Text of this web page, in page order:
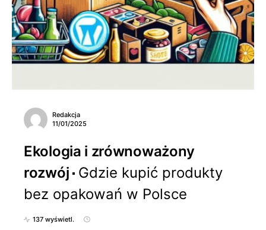
Redakcja
11/01/2025
Ekologia i zrównoważony
rozwój Gdzie kupić produkty
bez opakowań w Polsce
137 wyświetl.